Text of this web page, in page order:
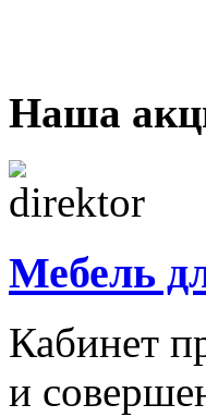
Наша
Мебель
Кабинет
и